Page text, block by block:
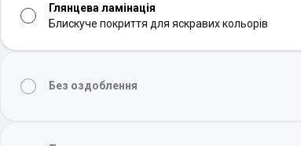
Глянцева ламінація
Блискуче покриття для яскравих кольорів
Без оздоблення